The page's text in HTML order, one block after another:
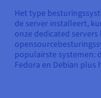
Het type
de server installeert,
onze dedicated
populairste systemen:
Fedora en Debian plus